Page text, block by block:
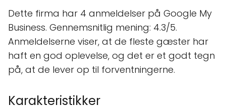
Dette firma har 4 anmeldelser på Google My
Business. Gennemsnitlig mening: 4.3/5.
Anmeldelserne viser, at de fleste gæster har
haft en god oplevelse, og det er et godt tegn
på, at de lever op til forventningerne.
Karakteristikker